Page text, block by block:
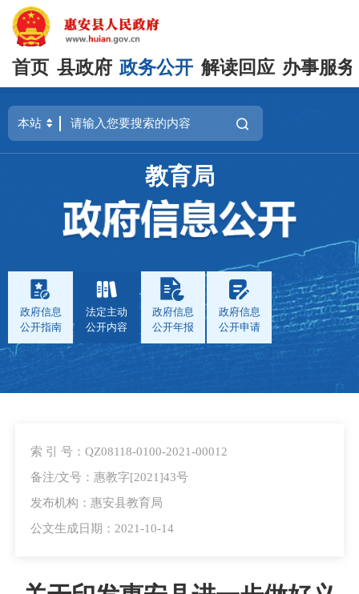
首页 县政府 政务公开 解读回应 办事服务
教育局
政府信息
公开指南
法定主动
公开内容
政府信息
公开年报
政府信息
公开申请
索 引 号：QZ08118-0100-2021-00012
备注/文号：惠教字[2021]43号
发布机构：惠安县教育局
公文生成日期：2021-10-14